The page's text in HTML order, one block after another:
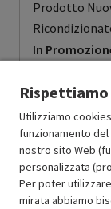
Prodotto
In
Approfitta
Utilizziamo
funzionamento
nostro sito Web
personalizzata
Per poter
mirata abbiamo